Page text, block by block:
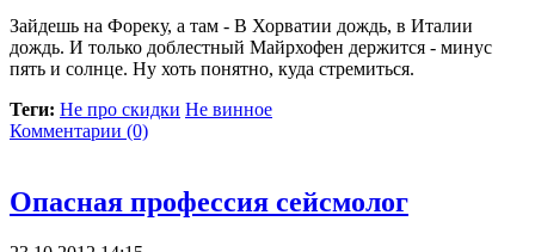
Зайдешь на Фореку, а там - В Хорватии дождь, в Италии
дождь. И только доблестный Майрхофен держится - минус
пять и солнце. Ну хоть понятно, куда стремиться.
Теги: Не про скидки Не винное
Комментарии (0)
Опасная профессия сейсмолог